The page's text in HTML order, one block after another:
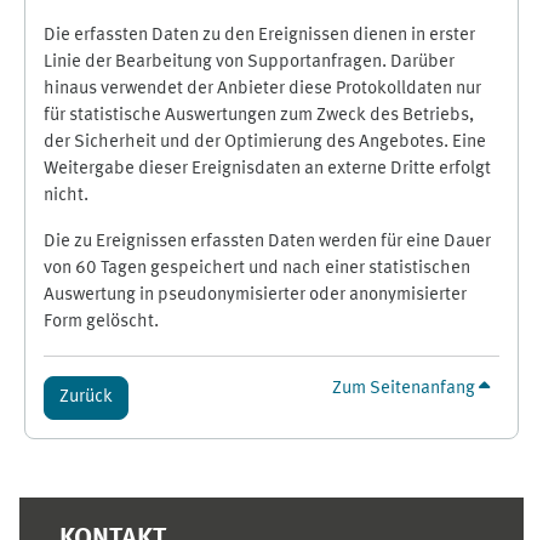
Die erfassten Daten zu den Ereignissen dienen in erster
Linie der Bearbeitung von Supportanfragen. Darüber
hinaus verwendet der Anbieter diese Protokolldaten nur
für statistische Auswertungen zum Zweck des Betriebs,
der Sicherheit und der Optimierung des Angebotes. Eine
Weitergabe dieser Ereignisdaten an externe Dritte erfolgt
nicht.
Die zu Ereignissen erfassten Daten werden für eine Dauer
von 60 Tagen gespeichert und nach einer statistischen
Auswertung in pseudonymisierter oder anonymisierter
Form gelöscht.
Zurück Zum Seitenanfang